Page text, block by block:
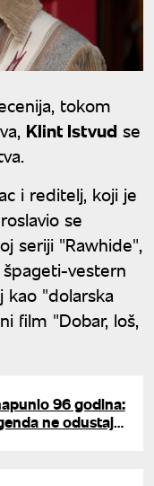
tokom
Klint Istvud se
i reditelj, koji je
se
seriji "Rawhide",
vestern
kao "dolarska
film "Dobar, loš,
96 godina:
ne odustaje